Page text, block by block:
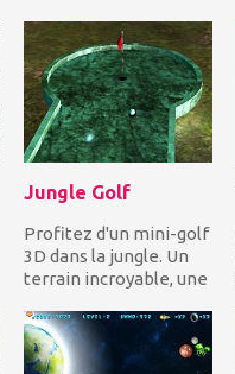
autant de pièces que...
Jungle Golf
Profitez d'un mini-golf
3D dans la jungle. Un
terrain incroyable, une
grap...